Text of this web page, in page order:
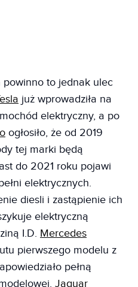
to jednak ulec
już wprowadziła na
elektryczny, a po
ogłosiło, że od 2019
tej marki będą
do 2021 roku pojawi
elektrycznych.
diesli i zastąpienie ich
elektryczną
I.D. Mercedes
pierwszego modelu z
pełną
Jaguar